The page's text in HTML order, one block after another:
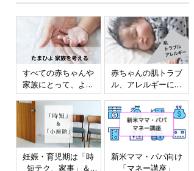
すべての赤ちゃんや
家族にとって、より
よい社会・環境とな
ることをめざしてさ
まざまな課題を取材
し、発信していきま
す
赤ちゃんの肌トラブ
ル、アレルギーにつ
いて
妊娠・育児期は「時
短テク、家事」＆
新米ママ・パパ向け
「マネー講座」